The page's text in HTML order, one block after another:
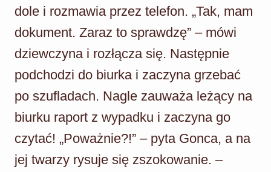
dole i rozmawia przez telefon. „Tak, mam
dokument. Zaraz to sprawdzę” – mówi
dziewczyna i rozłącza się. Następnie
podchodzi do biurka i zaczyna grzebać
po szufladach. Nagle zauważa leżący na
biurku raport z wypadku i zaczyna go
czytać! „Poważnie?!” – pyta Gonca, a na
jej twarzy rysuje się zszokowanie. –